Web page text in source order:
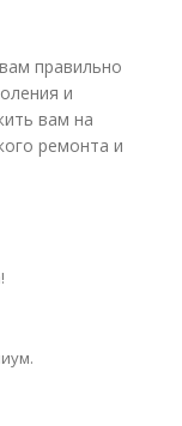
правильно
и
вам на
ремонта и